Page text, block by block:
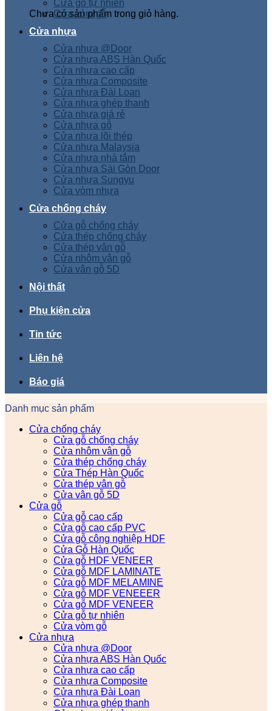
Chưa có sản phẩm trong giỏ hàng.
Cửa gỗ tự nhiên
Cửa vòm gỗ
Cửa nhựa
Cửa nhựa @Door
Cửa nhựa ABS Hàn Quốc
Cửa nhựa cao cấp
Cửa nhựa Composite
Cửa nhựa Đài Loan
Cửa nhựa ghép thanh
Cửa nhựa giá rẻ
Cửa nhựa gỗ
Cửa nhựa lõi thép
Cửa nhựa Malaysia
Cửa nhựa nhà tắm
Cửa nhựa Sài Gòn Door
Cửa nhựa Sungyu
Cửa vòm nhựa
Cửa chống cháy
Cửa gỗ chống cháy
Cửa thép chống cháy
Cửa thép vân gỗ
Cửa nhôm vân gỗ
Cửa vân gỗ 5D
Nội thất
Phụ kiện cửa
Tin tức
Liên hệ
Báo giá
Danh mục sản phẩm
Cửa chống cháy
Cửa gỗ chống cháy
Cửa nhôm vân gỗ
Cửa thép chống cháy
Cửa Thép Hàn Quốc
Cửa thép vân gỗ
Cửa vân gỗ 5D
Cửa gỗ
Cửa gỗ cao cấp
Cửa gỗ cao cấp PVC
Cửa gỗ công nghiệp HDF
Cửa Gỗ Hàn Quốc
Cửa gỗ HDF VENEER
Cửa gỗ MDF LAMINATE
Cửa gỗ MDF MELAMINE
Cửa gỗ MDF VENEEER
Cửa gỗ MDF VENEER
Cửa gỗ tự nhiên
Cửa vòm gỗ
Cửa nhựa
Cửa nhựa @Door
Cửa nhựa ABS Hàn Quốc
Cửa nhựa cao cấp
Cửa nhựa Composite
Cửa nhựa Đài Loan
Cửa nhựa ghép thanh